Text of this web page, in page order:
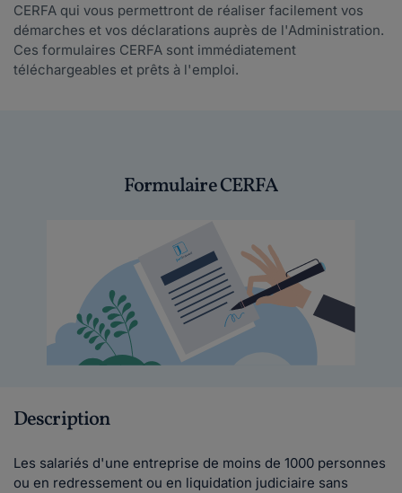
Formulaire CERFA
CERFA qui vous permettront de réaliser facilement vos
démarches et vos déclarations auprès de l'Administration.
Ces formulaires CERFA sont immédiatement
téléchargeables et prêts à l'emploi.
Description
Les salariés d'une entreprise de moins de 1000 personnes
ou en redressement ou en liquidation judiciaire sans